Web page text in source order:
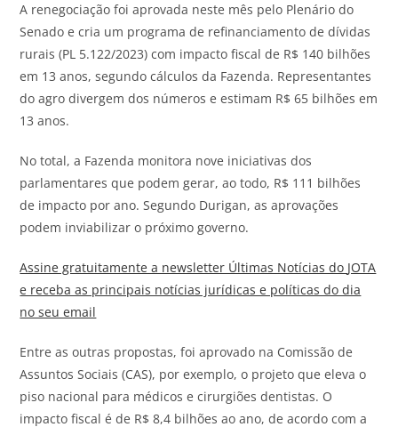
A renegociação foi aprovada neste mês pelo Plenário do
Senado e cria um programa de refinanciamento de dívidas
rurais (PL 5.122/2023) com impacto fiscal de R$ 140 bilhões
em 13 anos, segundo cálculos da Fazenda. Representantes
do agro divergem dos números e estimam R$ 65 bilhões em
13 anos.
No total, a Fazenda monitora nove iniciativas dos
parlamentares que podem gerar, ao todo, R$ 111 bilhões
de impacto por ano. Segundo Durigan, as aprovações
podem inviabilizar o próximo governo.
Assine gratuitamente a newsletter Últimas Notícias do JOTA
e receba as principais notícias jurídicas e políticas do dia
no seu email
Entre as outras propostas, foi aprovado na Comissão de
Assuntos Sociais (CAS), por exemplo, o projeto que eleva o
piso nacional para médicos e cirurgiões dentistas. O
impacto fiscal é de R$ 8,4 bilhões ao ano, de acordo com a